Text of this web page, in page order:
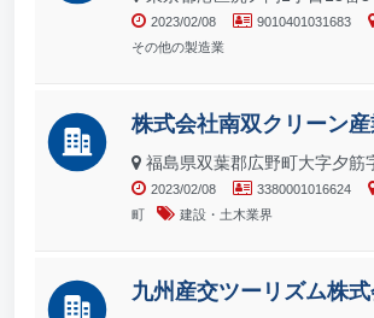
2023/02/08 9010401031683
その他の製造業
株式会社南双クリーン
福島県双葉郡広野町大字夕筋
2023/02/08 3380001016624
町
建設・土木業界
九州産交ツーリズム株